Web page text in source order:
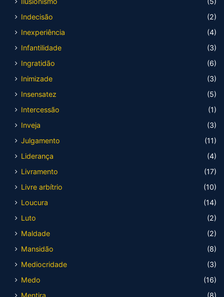
Indecisão
(2)
Inexperiência
(4)
Infantilidade
(3)
Ingratidão
(6)
Inimizade
(3)
Insensatez
(5)
Intercessão
(1)
Inveja
(3)
Julgamento
(11)
Liderança
(4)
Livramento
(17)
Livre arbítrio
(10)
Loucura
(14)
Luto
(2)
Maldade
(2)
Mansidão
(8)
Mediocridade
(3)
Medo
(16)
Mentira
(8)